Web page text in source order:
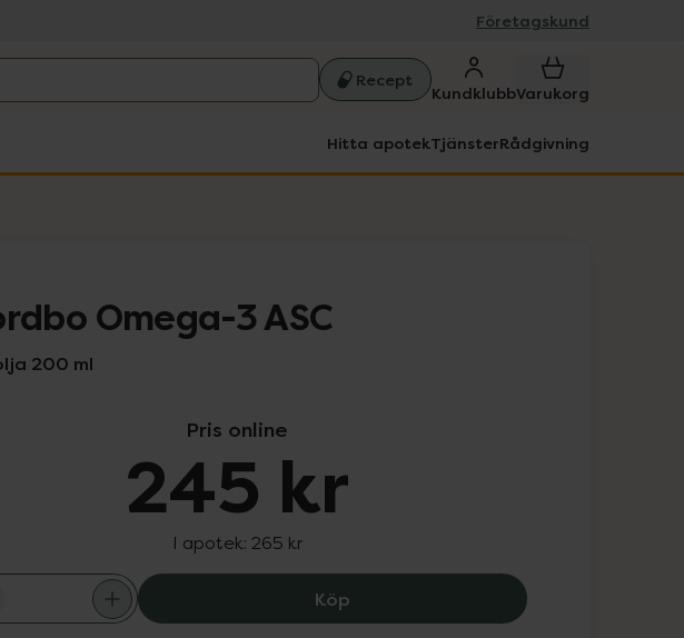
Företagskund
Recept
KundklubbVarukorg
Hitta apotekTjänsterRådgivning
Omega-3 ASC
200 ml
Pris online
245 kr
I apotek: 265 kr
Köp Nordbo Omega-3 ASC, 245 kr.